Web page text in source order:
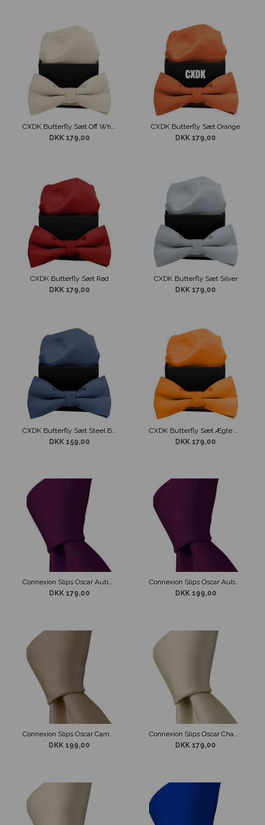
CXDK Butterfly Sæt Off White
DKK 179,00
CXDK Butterfly Sæt Orange
DKK 179,00
CXDK Butterfly Sæt Rød
DKK 179,00
CXDK Butterfly Sæt Silver
DKK 179,00
DKK 159,00
DKK 179,00
Connexion Slips Oscar Aubergine 5cm
DKK 179,00
Connexion Slips Oscar Aubergine 7cm
DKK 199,00
Connexion Slips Oscar Camel 7 cm
DKK 199,00
Connexion Slips Oscar Champagne 5 cm
DKK 179,00